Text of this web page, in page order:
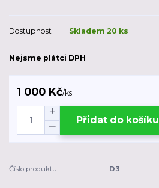
Dostupnost Skladem 20 ks
Nejsme plátci DPH
1 000 Kč/ks
Přidat do košíku
Číslo produktu: D3